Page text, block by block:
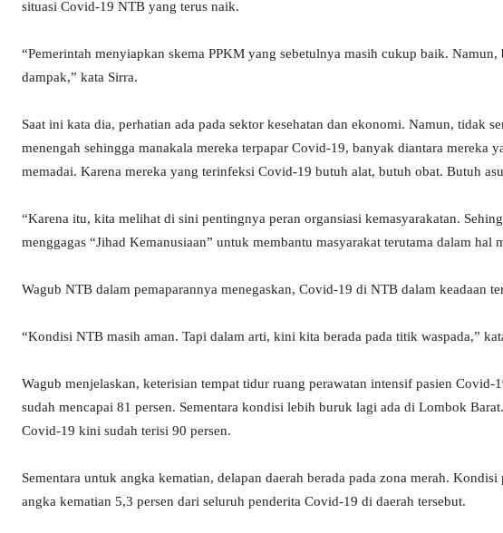
situasi Covid-19 NTB yang terus naik.
“Pemerintah menyiapkan skema PPKM yang sebetulnya masih cukup baik.
dampak,” kata Sirra.
Saat ini kata dia, perhatian ada pada sektor kesehatan dan ekonomi. Namun, tidak
menengah sehingga manakala mereka terpapar Covid-19, banyak diantara mereka
memadai. Karena mereka yang terinfeksi Covid-19 butuh alat, butuh obat. Butuh
“Karena itu, kita melihat di sini pentingnya peran organsiasi kemasyarakatan.
menggagas “Jihad Kemanusiaan” untuk membantu masyarakat terutama dalam hal
Wagub NTB dalam pemaparannya menegaskan, Covid-19 di NTB dalam keadaan
“Kondisi NTB masih aman. Tapi dalam arti, kini kita berada pada titik waspada,”
Wagub menjelaskan, keterisian tempat tidur ruang perawatan intensif pasien
sudah mencapai 81 persen. Sementara kondisi lebih buruk lagi ada di Lombok
Covid-19 kini sudah terisi 90 persen.
Sementara untuk angka kematian, delapan daerah berada pada zona merah.
angka kematian 5,3 persen dari seluruh penderita Covid-19 di daerah tersebut.